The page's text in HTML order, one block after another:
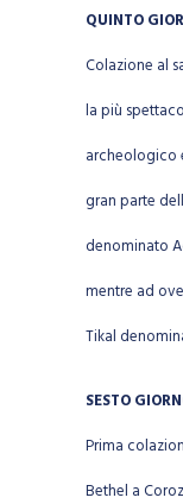
QUINTO
Colazione al
la più
archeologico
gran parte
denominato
mentre ad
Tikal
SESTO
Prima
Bethel a